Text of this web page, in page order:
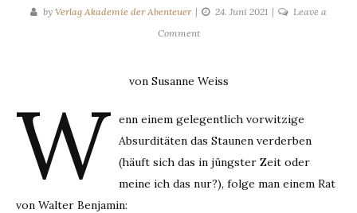
by Verlag Akademie der Abenteuer 24. Juni 2021
Leave a
Commenton
von Susanne Weiss
W
enn einem gelegentlich vorwitzige
Absurditäten das Staunen verderben
(häuft sich das in jüngster Zeit oder
meine ich das nur?), folge man einem Rat
von Walter Benjamin: